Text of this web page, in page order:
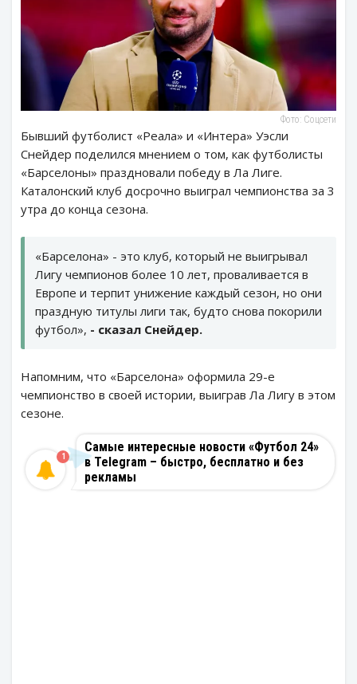
Фото: Соцсети
Бывший футболист «Реала» и «Интера» Уэсли
Снейдер поделился мнением о том, как футболисты
«Барселоны» праздновали победу в Ла Лиге.
Каталонский клуб досрочно выиграл чемпионства за 3
утра до конца сезона.
«Барселона» - это клуб, который не выигрывал
Лигу чемпионов более 10 лет, проваливается в
Европе и терпит унижение каждый сезон, но они
праздную титулы лиги так, будто снова покорили
футбол», - сказал Снейдер.
Напомним, что «Барселона» оформила 29-е
чемпионство в своей истории, выиграв Ла Лигу в этом
сезоне.
Самые интересные новости «Футбол 24»
в Telegram – быстро, бесплатно и без
рекламы
1